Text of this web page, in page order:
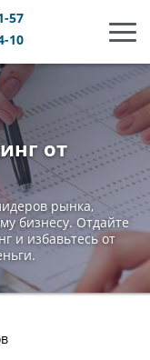
57
10
от
рынка,
бизнесу. Отдайте
и избавьтесь от